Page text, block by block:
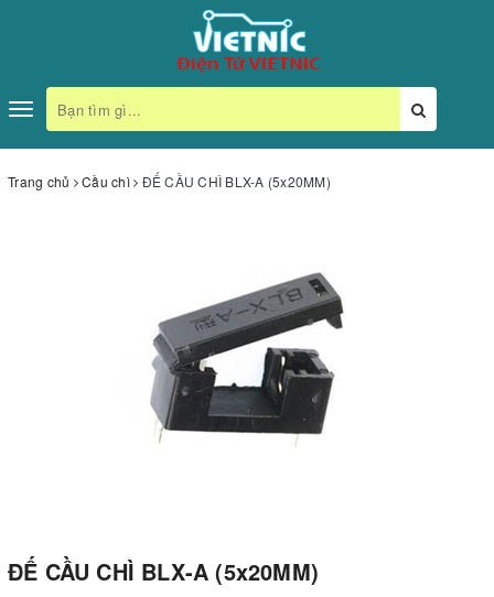
Toggle
navigation
Trang chủ Cầu chì ĐẾ CẦU CHÌ BLX-A (5x20MM)
ĐẾ CẦU CHÌ BLX-A (5x20MM)